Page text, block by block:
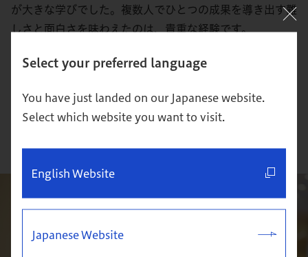
Select your preferred language
You have just landed on our Japanese website.
Select which website you want to visit.
English Website
Japanese Website
が大きな学びでした。複数人でひとつの成果を導き出す難
しさと面白さを味わえたのは、貴重な経験です。
※日本ビジネススクール・ケース・コンペティション（JBCC）…
課題解決に向けた戦略立案の内容を競い合う国内最大級の大会の